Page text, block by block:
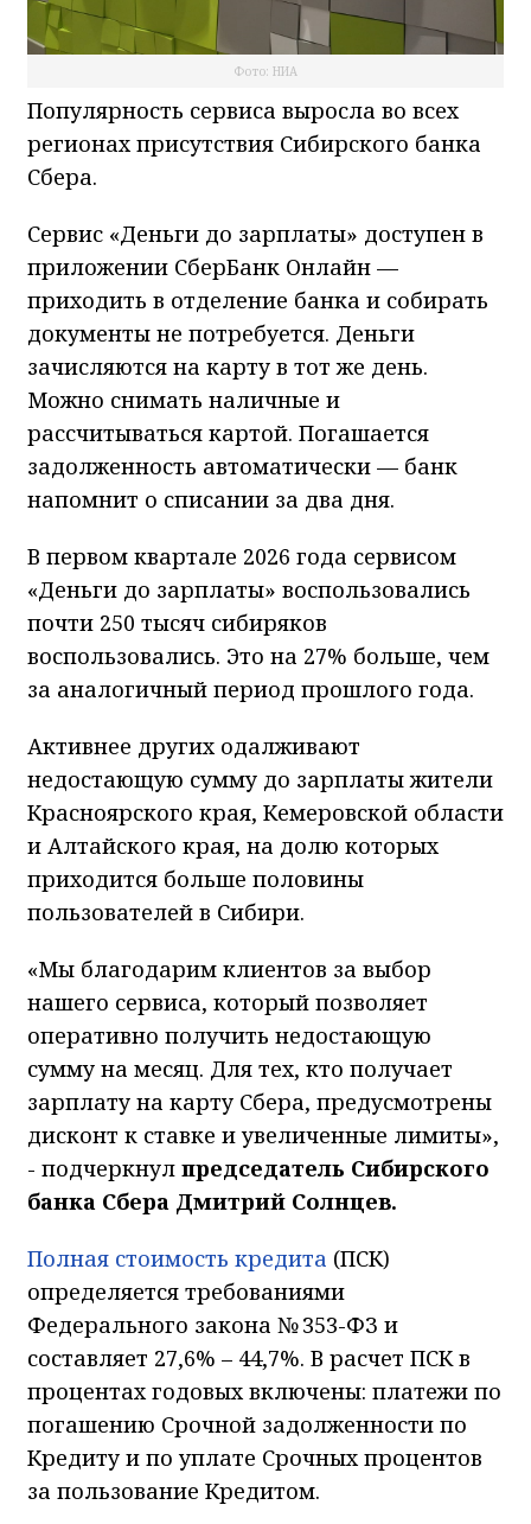
Фото: НИА
Популярность сервиса выросла во всех
регионах присутствия Сибирского банка
Сбера.
Сервис «Деньги до зарплаты» доступен в
приложении СберБанк Онлайн —
приходить в отделение банка и собирать
документы не потребуется. Деньги
зачисляются на карту в тот же день.
Можно снимать наличные и
рассчитываться картой. Погашается
задолженность автоматически — банк
напомнит о списании за два дня.
В первом квартале 2026 года сервисом
«Деньги до зарплаты» воспользовались
почти 250 тысяч сибиряков
воспользовались. Это на 27% больше, чем
за аналогичный период прошлого года.
Активнее других одалживают
недостающую сумму до зарплаты жители
Красноярского края, Кемеровской области
и Алтайского края, на долю которых
приходится больше половины
пользователей в Сибири.
«Мы благодарим клиентов за выбор
нашего сервиса, который позволяет
оперативно получить недостающую
сумму на месяц. Для тех, кто получает
зарплату на карту Сбера, предусмотрены
дисконт к ставке и увеличенные лимиты»,
- подчеркнул председатель Сибирского
банка Сбера Дмитрий Солнцев.
Полная стоимость кредита (ПСК)
определяется требованиями
Федерального закона № 353-ФЗ и
составляет 27,6% – 44,7%. В расчет ПСК в
процентах годовых включены: платежи по
погашению Срочной задолженности по
Кредиту и по уплате Срочных процентов
за пользование Кредитом.